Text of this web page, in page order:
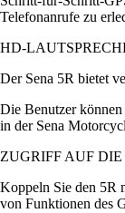
Telefonanrufe zu
HD-
Der Sena 5R bietet
Die Benutzer
in der Sena
ZUGRIFF AUF
Koppeln Sie den 5R
von Funktionen des